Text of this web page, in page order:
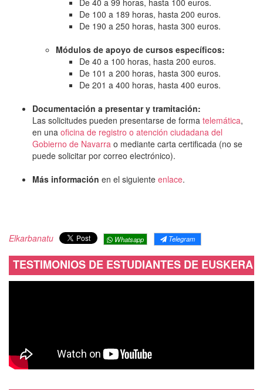
De 40 a 99 horas, hasta 100 euros.
De 100 a 189 horas, hasta 200 euros.
De 190 a 250 horas, hasta 300 euros.
Módulos de apoyo de cursos específicos:
De 40 a 100 horas, hasta 200 euros.
De 101 a 200 horas, hasta 300 euros.
De 201 a 400 horas, hasta 400 euros.
Documentación a presentar y tramitación:
Las solicitudes pueden presentarse de forma telemática,
en una oficina de registro o atención ciudadana del
Gobierno de Navarra o mediante carta certificada (no se
puede solicitar por correo electrónico).
Más información en el siguiente enlace.
Elkarbanatu Whatsapp Telegram
TESTIMONIOS DE ESTUDIANTES DE EUSKERA